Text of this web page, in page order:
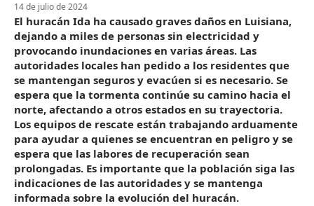
14 de julio de 2024
El huracán Ida ha causado graves daños en Luisiana,
dejando a miles de personas sin electricidad y
provocando inundaciones en varias áreas. Las
autoridades locales han pedido a los residentes que
se mantengan seguros y evacúen si es necesario. Se
espera que la tormenta continúe su camino hacia el
norte, afectando a otros estados en su trayectoria.
Los equipos de rescate están trabajando arduamente
para ayudar a quienes se encuentran en peligro y se
espera que las labores de recuperación sean
prolongadas. Es importante que la población siga las
indicaciones de las autoridades y se mantenga
informada sobre la evolución del huracán.